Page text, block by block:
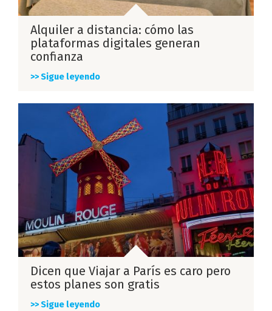
Alquiler a distancia: cómo las
plataformas digitales generan
confianza
>> Sigue leyendo
Dicen que Viajar a París es caro pero
estos planes son gratis
>> Sigue leyendo